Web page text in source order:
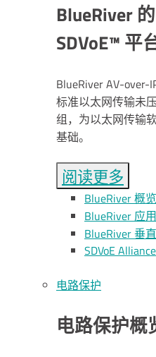
BlueRiver 的
SDVoE™ 平
BlueRiver AV-over-
标准以太网传输未
组，为以太网传输
基础。
阅读更多
BlueRiver概览
BlueRiver 应用
BlueRiver 垂
SDVoE
电路保护
电路保护概